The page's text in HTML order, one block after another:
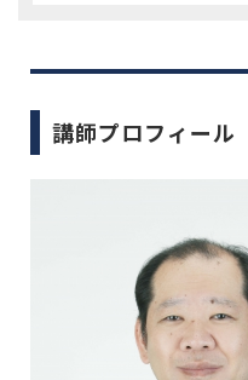
講師プロフィール